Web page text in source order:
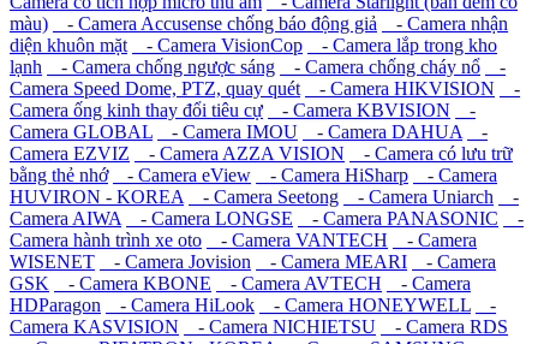
màu)
- Camera Accusense chống báo động giả
- Camera nhận
diện khuôn mặt
- Camera VisionCop
- Camera lắp trong kho
lạnh
- Camera chống ngược sáng - Camera chống cháy nổ
-
Camera Speed Dome, PTZ, quay quét
- Camera HIKVISION
-
Camera ống kinh thay đổi tiêu cự
- Camera KBVISION
-
Camera GLOBAL
- Camera IMOU - Camera DAHUA
-
Camera EZVIZ
- Camera AZZA VISION
- Camera có lưu trữ
bằng thẻ nhớ
- Camera eView - Camera HiSharp
- Camera
HUVIRON - KOREA
- Camera Seetong - Camera Uniarch
-
Camera AIWA
- Camera LONGSE - Camera PANASONIC
-
Camera hành trình xe oto
- Camera VANTECH
- Camera
WISENET
- Camera Jovision - Camera MEARI
- Camera
GSK
- Camera KBONE - Camera AVTECH
- Camera
HDParagon
- Camera HiLook - Camera HONEYWELL
-
Camera KASVISION
- Camera NICHIETSU
- Camera RDS